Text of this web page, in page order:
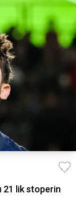
21 lik stoperin